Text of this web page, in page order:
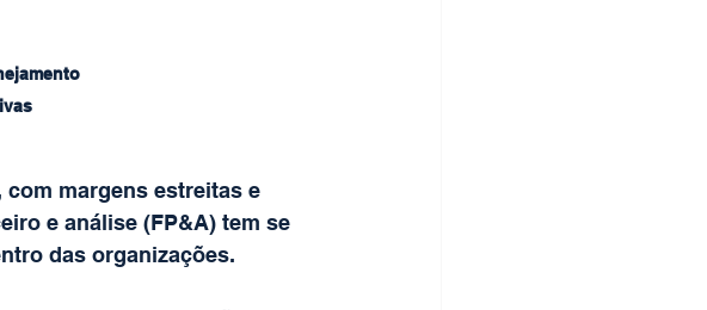
margens estreitas e
e análise (FP&A) tem se
das organizações.